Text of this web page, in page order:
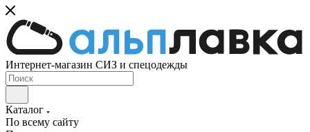
Интернет-магазин СИЗ и спецодежды
Каталог
По всему сайту